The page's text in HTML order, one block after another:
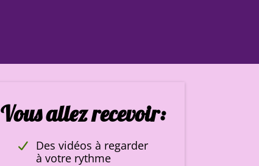
Vous allez recevoir:
Des vidéos à regarder
à votre rythme